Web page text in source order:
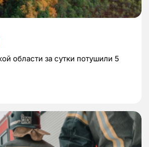
области за сутки потушили 5